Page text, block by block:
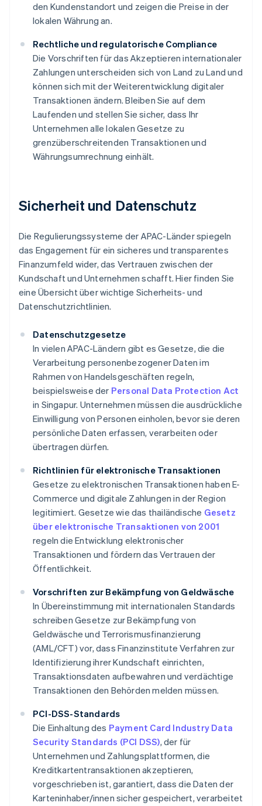
den Kundenstandort und zeigen die Preise in der
lokalen Währung an.
Rechtliche und regulatorische Compliance
Die Vorschriften für das Akzeptieren internationaler
Zahlungen unterscheiden sich von Land zu Land und
können sich mit der Weiterentwicklung digitaler
Transaktionen ändern. Bleiben Sie auf dem
Laufenden und stellen Sie sicher, dass Ihr
Unternehmen alle lokalen Gesetze zu
grenzüberschreitenden Transaktionen und
Währungsumrechnung einhält.
Sicherheit und Datenschutz
Die Regulierungssysteme der APAC-Länder spiegeln
das Engagement für ein sicheres und transparentes
Finanzumfeld wider, das Vertrauen zwischen der
Kundschaft und Unternehmen schafft. Hier finden Sie
eine Übersicht über wichtige Sicherheits- und
Datenschutzrichtlinien.
Datenschutzgesetze
In vielen APAC-Ländern gibt es Gesetze, die die
Verarbeitung personenbezogener Daten im
Rahmen von Handelsgeschäften regeln,
beispielsweise der Personal Data Protection Act
in Singapur. Unternehmen müssen die ausdrückliche
Einwilligung von Personen einholen, bevor sie deren
persönliche Daten erfassen, verarbeiten oder
übertragen dürfen.
Richtlinien für elektronische Transaktionen
Gesetze zu elektronischen Transaktionen haben E-
Commerce und digitale Zahlungen in der Region
legitimiert. Gesetze wie das thailändische Gesetz
über elektronische Transaktionen von 2001
regeln die Entwicklung elektronischer
Transaktionen und fördern das Vertrauen der
Öffentlichkeit.
Vorschriften zur Bekämpfung von Geldwäsche
In Übereinstimmung mit internationalen Standards
schreiben Gesetze zur Bekämpfung von
Geldwäsche und Terrorismusfinanzierung
(AML/CFT) vor, dass Finanzinstitute Verfahren zur
Identifizierung ihrer Kundschaft einrichten,
Transaktionsdaten aufbewahren und verdächtige
Transaktionen den Behörden melden müssen.
PCI-DSS-Standards
Die Einhaltung des Payment Card Industry Data
Security Standards (PCI DSS), der für
Unternehmen und Zahlungsplattformen, die
Kreditkartentransaktionen akzeptieren,
vorgeschrieben ist, garantiert, dass die Daten der
Karteninhaber/innen sicher gespeichert, verarbeitet